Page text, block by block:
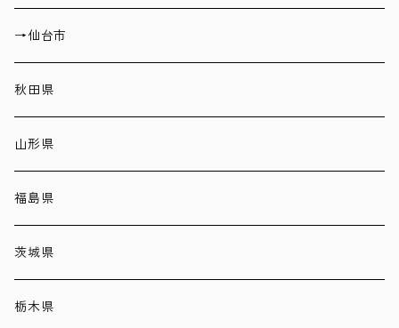
→仙台市
秋田県
山形県
福島県
茨城県
栃木県